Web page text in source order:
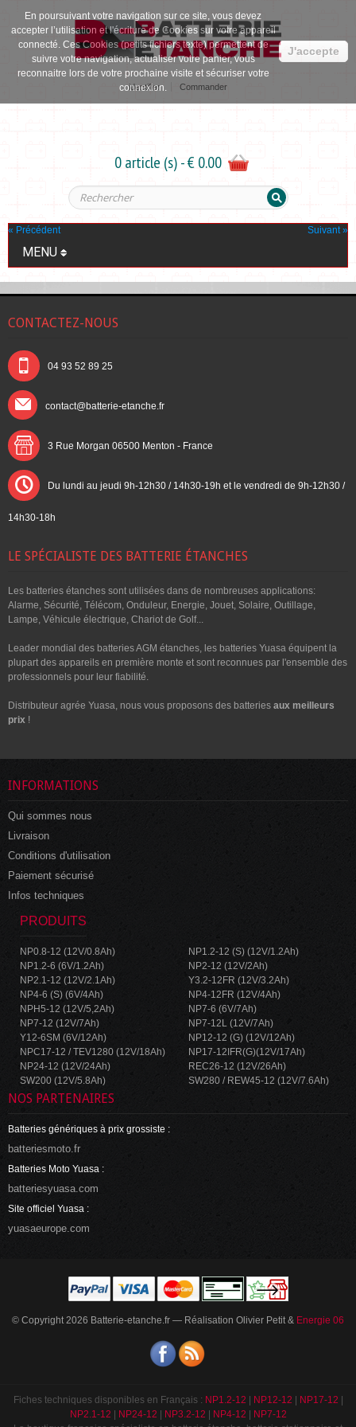
identifier Commander
0 article (s) - € 0.00
« Précédent Suivant »
MENU
CONTACTEZ-NOUS
04 93 52 89 25
contact@batterie-etanche.fr
3 Rue Morgan 06500 Menton - France
Du lundi au jeudi 9h-12h30 / 14h30-19h et le vendredi de 9h-12h30 /
14h30-18h
LE SPÉCIALISTE DES BATTERIE ÉTANCHES
Les batteries étanches sont utilisées dans de nombreuses applications:
Alarme, Sécurité, Télécom, Onduleur, Energie, Jouet, Solaire, Outillage,
Lampe, Véhicule électrique, Chariot de Golf...
Leader mondial des batteries AGM étanches, les batteries Yuasa équipent la
plupart des appareils en première monte et sont reconnues par l'ensemble des
professionnels pour leur fiabilité.
Distributeur agrée Yuasa, nous vous proposons des batteries aux meilleurs
prix !
INFORMATIONS
Qui sommes nous
Livraison
Conditions d'utilisation
Paiement sécurisé
Infos techniques
PRODUITS
NP0.8-12 (12V/0.8Ah)
NP1.2-12 (S) (12V/1.2Ah)
NP1.2-6 (6V/1.2Ah)
NP2-12 (12V/2Ah)
NP2.1-12 (12V/2.1Ah)
Y3.2-12FR (12V/3.2Ah)
NP4-6 (S) (6V/4Ah)
NP4-12FR (12V/4Ah)
NPH5-12 (12V/5,2Ah)
NP7-6 (6V/7Ah)
NP7-12 (12V/7Ah)
NP7-12L (12V/7Ah)
Y12-6SM (6V/12Ah)
NP12-12 (G) (12V/12Ah)
NPC17-12 / TEV1280 (12V/18Ah)
NP17-12IFR(G)(12V/17Ah)
NP24-12 (12V/24Ah)
REC26-12 (12V/26Ah)
SW200 (12V/5.8Ah)
SW280 / REW45-12 (12V/7.6Ah)
En poursuivant votre navigation sur ce site, vous devez
accepter l’utilisation et l'écriture de Cookies sur votre appareil
connecté. Ces Cookies (petits fichiers texte) permettent de
suivre votre navigation, actualiser votre panier, vous
reconnaitre lors de votre prochaine visite et sécuriser votre
connexion.
J'accepte
NOS PARTENAIRES
Batteries génériques à prix grossiste :
batteriesmoto.fr
Batteries Moto Yuasa :
batteriesyuasa.com
Site officiel Yuasa :
yuasaeurope.com
© Copyright 2026 Batterie-etanche.fr — Réalisation Olivier Petit & Energie 06
Fiches techniques disponibles en Français : NP1.2-12 | NP12-12 | NP17-12 |
NP2.1-12 | NP24-12 | NP3.2-12 | NP4-12 | NP7-12